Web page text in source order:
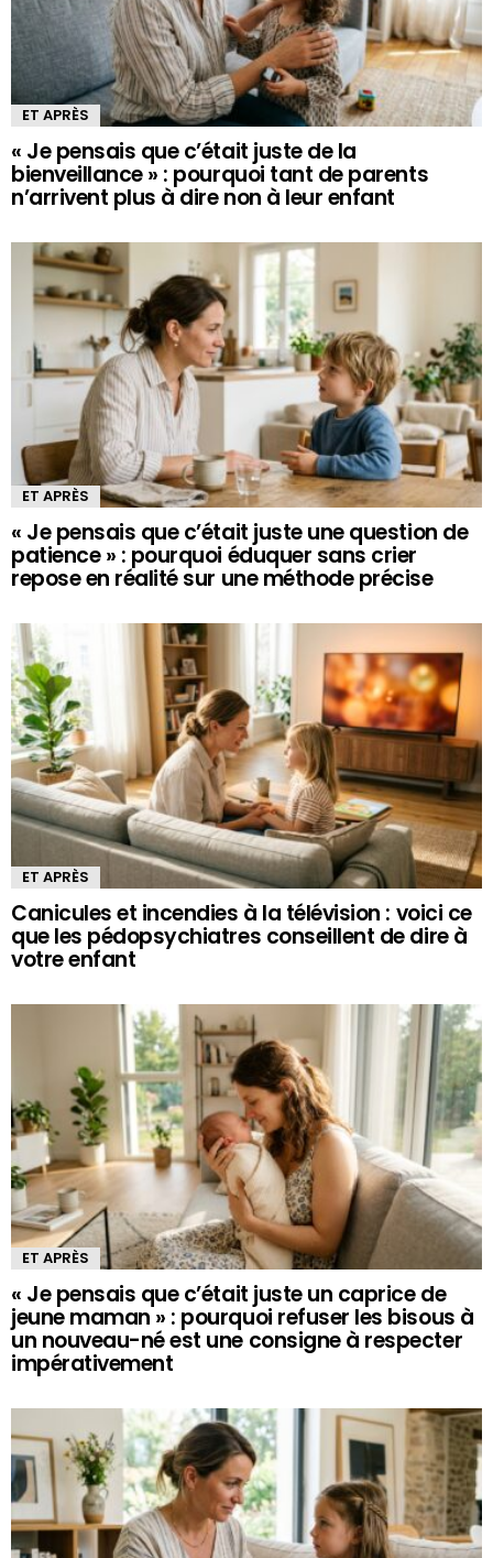
ET APRÈS
« Je pensais que c’était juste de la
bienveillance » : pourquoi tant de parents
n’arrivent plus à dire non à leur enfant
ET APRÈS
« Je pensais que c’était juste une question de
patience » : pourquoi éduquer sans crier
repose en réalité sur une méthode précise
ET APRÈS
Canicules et incendies à la télévision : voici ce
que les pédopsychiatres conseillent de dire à
votre enfant
ET APRÈS
« Je pensais que c’était juste un caprice de
jeune maman » : pourquoi refuser les bisous à
un nouveau-né est une consigne à respecter
impérativement